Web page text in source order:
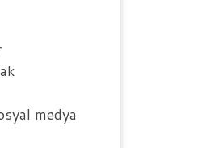
medya